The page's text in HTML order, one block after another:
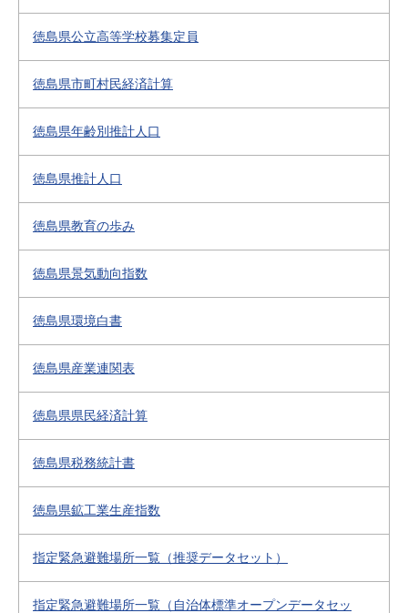
徳島県公立高等学校募集定員
徳島県市町村民経済計算
徳島県年齢別推計人口
徳島県推計人口
徳島県教育の歩み
徳島県景気動向指数
徳島県環境白書
徳島県産業連関表
徳島県県民経済計算
徳島県税務統計書
徳島県鉱工業生産指数
指定緊急避難場所一覧（推奨データセット）
指定緊急避難場所一覧（自治体標準オープンデータセッ